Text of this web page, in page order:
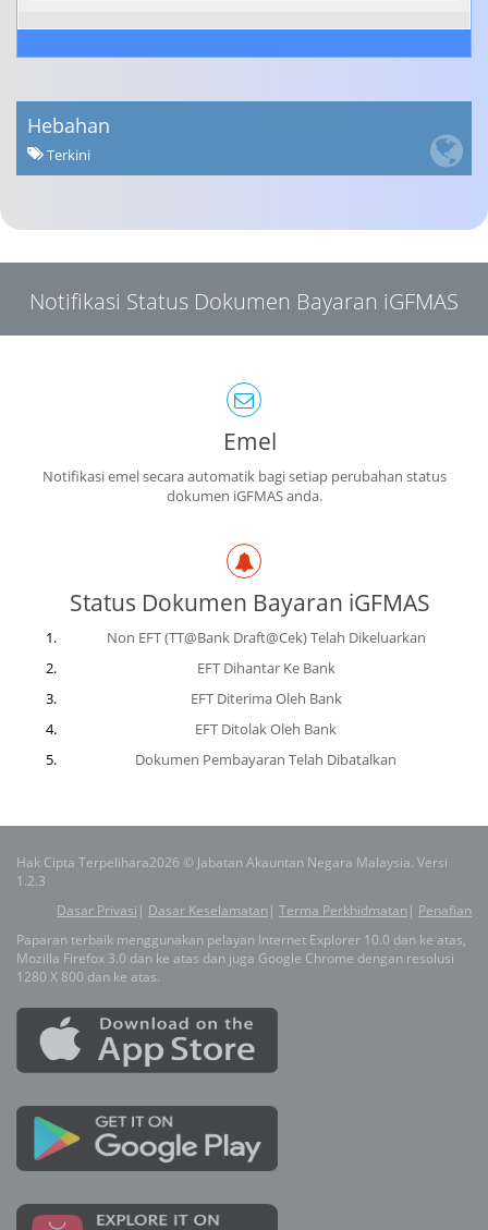
Hebahan
Terkini
Notifikasi Status Dokumen Bayaran iGFMAS
Emel
Notifikasi emel secara automatik bagi setiap perubahan status
dokumen iGFMAS anda.
Status Dokumen Bayaran iGFMAS
Non EFT (TT@Bank Draft@Cek) Telah Dikeluarkan
EFT Dihantar Ke Bank
EFT Diterima Oleh Bank
EFT Ditolak Oleh Bank
Dokumen Pembayaran Telah Dibatalkan
Hak Cipta Terpelihara2026 © Jabatan Akauntan Negara Malaysia. Versi
1.2.3
Dasar Privasi | Dasar Keselamatan| Terma Perkhidmatan| Penafian
Paparan terbaik menggunakan pelayan Internet Explorer 10.0 dan ke atas,
Mozilla Firefox 3.0 dan ke atas dan juga Google Chrome dengan resolusi
1280 X 800 dan ke atas.